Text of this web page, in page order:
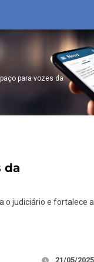
para vozes da
da
o judiciário e fortalece a
21/05/2025